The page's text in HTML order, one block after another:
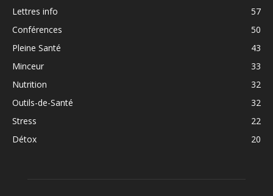
Lettres info
57
Conférences
50
Pleine Santé
43
Minceur
33
Nutrition
32
Outils-de-Santé
32
Stress
22
Détox
20